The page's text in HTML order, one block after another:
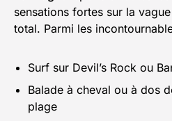
sensations fortes sur la
total. Parmi les
Surf sur Devil’s Rock ou
Balade à cheval ou à dos
plage